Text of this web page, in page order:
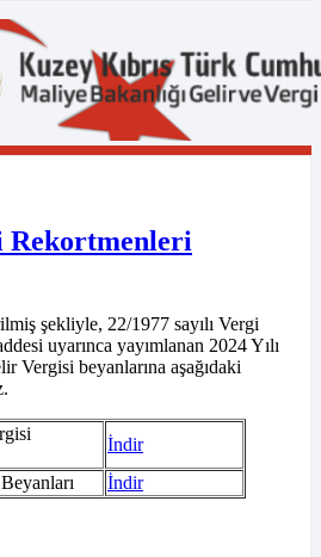
Rekortmenleri
şekliyle, 22/1977 sayılı Vergi
uyarınca yayımlanan 2024 Yılı
Vergisi beyanlarına aşağıdaki
İndir
İndir